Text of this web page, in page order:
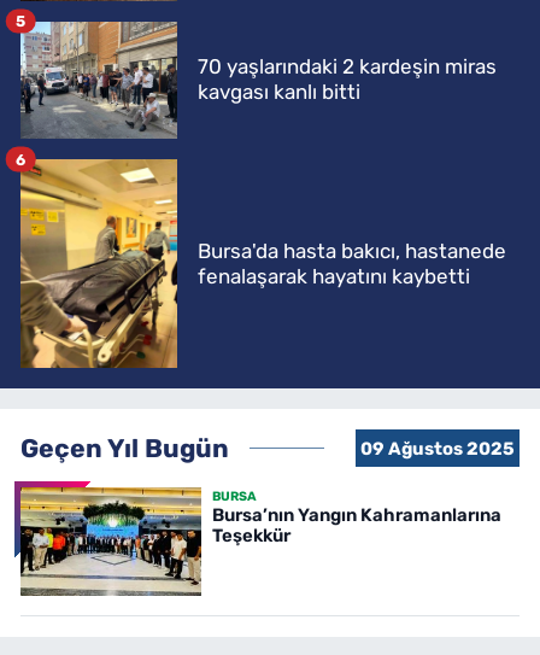
70 yaşlarındaki 2 kardeşin miras
kavgası kanlı bitti
5
Bursa'da hasta bakıcı, hastanede
fenalaşarak hayatını kaybetti
6
Geçen Yıl Bugün 09 Ağustos 2025
BURSA
Bursa’nın Yangın Kahramanlarına
Teşekkür